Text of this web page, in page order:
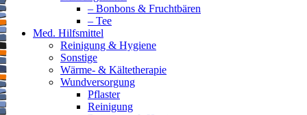
– Bonbons & Fruchtbären
– Tee
Med. Hilfsmittel
Reinigung & Hygiene
Sonstige
Wärme- & Kältetherapie
Wundversorgung
Pflaster
Reinigung